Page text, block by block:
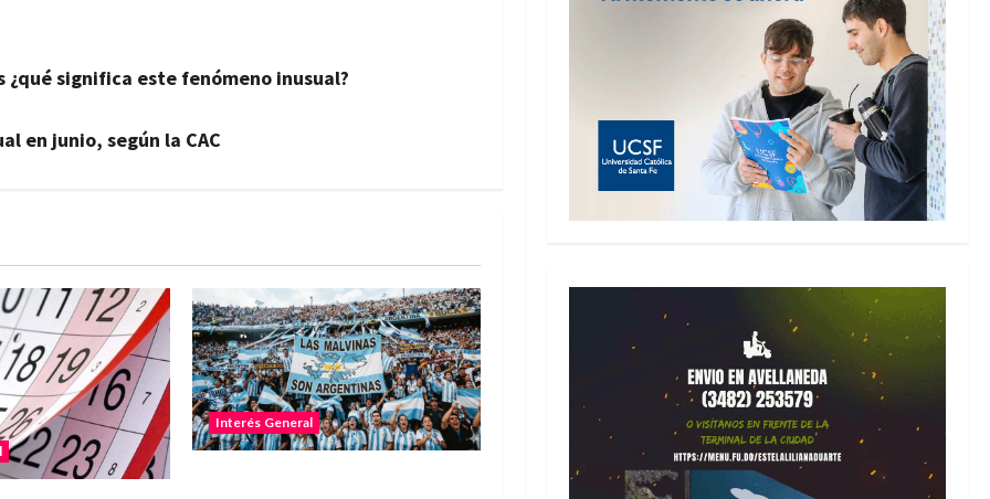
significa este fenómeno inusual?
en junio, según la CAC
Interés General